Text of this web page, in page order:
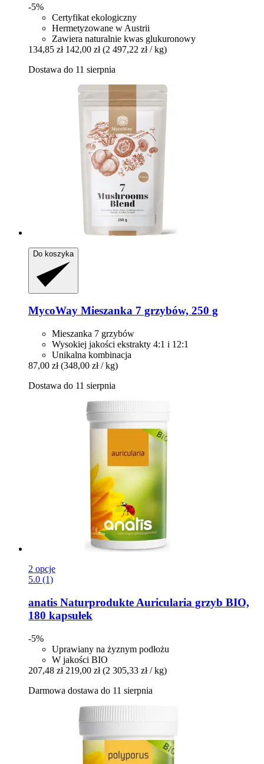
-5%
Certyfikat ekologiczny
Hermetyzowane w Austrii
Zawiera naturalnie kwas glukuronowy
134,85 zł 142,00 zł (2 497,22 zł / kg)
Dostawa do 11 sierpnia
Do koszyka
MycoWay Mieszanka 7 grzybów, 250 g
Mieszanka 7 grzybów
Wysokiej jakości ekstrakty 4:1 i 12:1
Unikalna kombinacja
87,00 zł (348,00 zł / kg)
Dostawa do 11 sierpnia
2 opcje
5.0 (1)
anatis Naturprodukte Auricularia grzyb BIO,
180 kapsułek
-5%
Uprawiany na żyznym podłożu
W jakości BIO
207,48 zł 219,00 zł (2 305,33 zł / kg)
Darmowa dostawa do 11 sierpnia